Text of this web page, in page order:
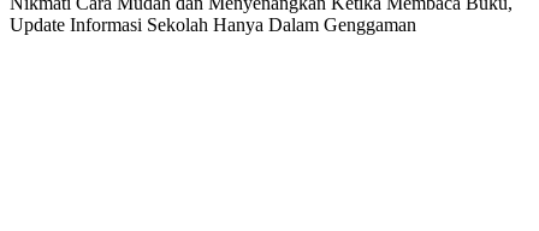
Update Informasi Sekolah Hanya Dalam Genggaman